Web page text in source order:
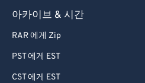
아카이브 & 시간
RAR 에게 Zip
PST 에게 EST
CST 에게 EST